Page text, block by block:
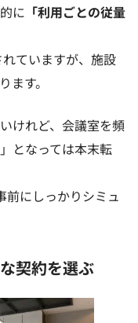
に 「利用ごとの従量
ていますが、施設
ます。
けれど、会議室を頻
となっては本末転
前にしっかりシミュ
契約を選ぶ